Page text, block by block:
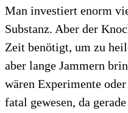
Man investiert enorm
Substanz. Aber der
Zeit benötigt, um zu
aber lange Jammern
wären Experimente
fatal gewesen, da